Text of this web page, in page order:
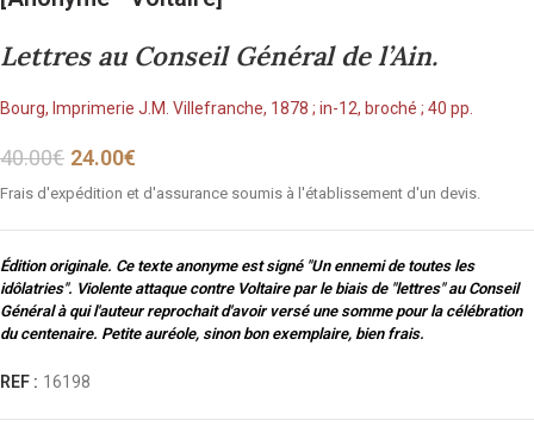
Lettres au Conseil Général de l’Ain.
Bourg, Imprimerie J.M. Villefranche, 1878 ; in-12, broché ; 40 pp.
40.00€ 24.00€
Frais d'expédition et d'assurance soumis à l'établissement d'un devis.
Édition originale. Ce texte anonyme est signé "Un ennemi de toutes les
idôlatries". Violente attaque contre Voltaire par le biais de "lettres" au Conseil
Général à qui l'auteur reprochait d'avoir versé une somme pour la célébration
du centenaire. Petite auréole, sinon bon exemplaire, bien frais.
REF : 16198